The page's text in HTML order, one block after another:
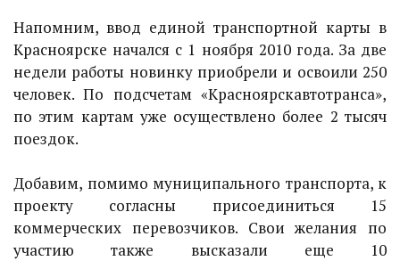
Напомним, ввод единой транспортной карты в
Красноярске начался с 1 ноября 2010 года. За две
недели работы новинку приобрели и освоили 250
человек. По подсчетам «Красноярскавтотранса»,
по этим картам уже осуществлено более 2 тысяч
поездок.
Добавим, помимо муниципального транспорта, к
проекту согласны присоединиться 15
коммерческих перевозчиков. Свои желания по
участию также высказали еще 10